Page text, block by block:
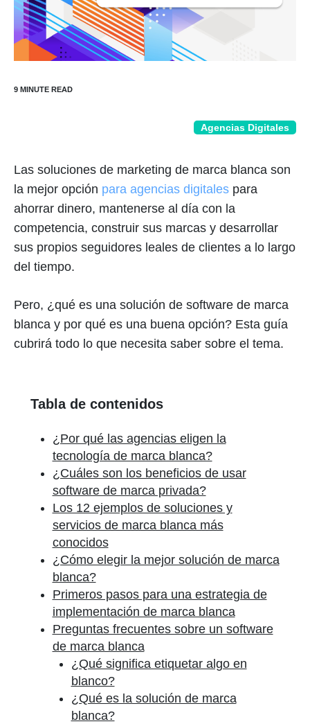
Agencias Digitales
Las soluciones de marketing de marca blanca son
la mejor opción para agencias digitales para
ahorrar dinero, mantenerse al día con la
competencia, construir sus marcas y desarrollar
sus propios seguidores leales de clientes a lo largo
del tiempo.
Pero, ¿qué es una solución de software de marca
blanca y por qué es una buena opción? Esta guía
cubrirá todo lo que necesita saber sobre el tema.
Tabla de contenidos
¿Por qué las agencias eligen la
tecnología de marca blanca?
¿Cuáles son los beneficios de usar
software de marca privada?
Los 12 ejemplos de soluciones y
servicios de marca blanca más
conocidos
¿Cómo elegir la mejor solución de marca
blanca?
Primeros pasos para una estrategia de
implementación de marca blanca
Preguntas frecuentes sobre un software
de marca blanca
¿Qué significa etiquetar algo en
blanco?
¿Qué es la solución de marca
blanca?